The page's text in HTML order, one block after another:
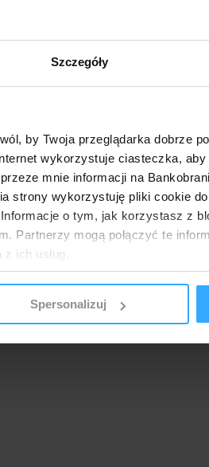
Szczegóły
by Twoja przeglądarka dobrze
wykorzystuje ciasteczka, aby
mnie informacji na
strony wykorzystuję pliki cookie
o tym, jak korzystasz z
Partnerzy mogą połączyć te
ich usług.
Spersonalizuj